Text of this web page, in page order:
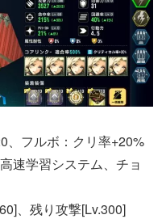
、フルボ：クリ率+20%
速学習システム、チョ
、残り攻撃[Lv.300]